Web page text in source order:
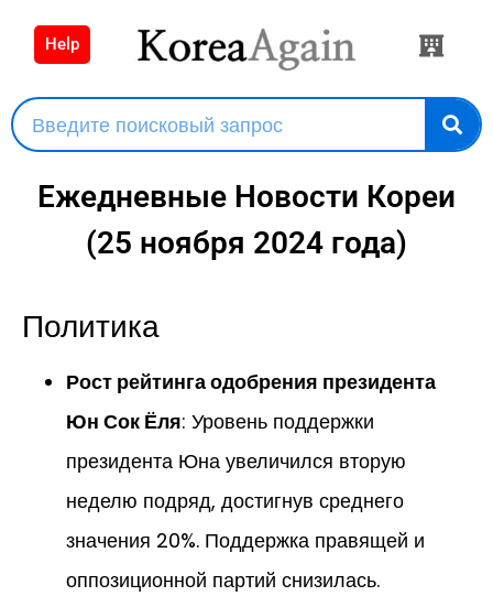
Help
Ежедневные Новости Кореи
(25 ноября 2024 года)
Политика
Рост рейтинга одобрения президента
Юн Сок Ёля: Уровень поддержки
президента Юна увеличился вторую
неделю подряд, достигнув среднего
значения 20%. Поддержка правящей и
оппозиционной партий снизилась.